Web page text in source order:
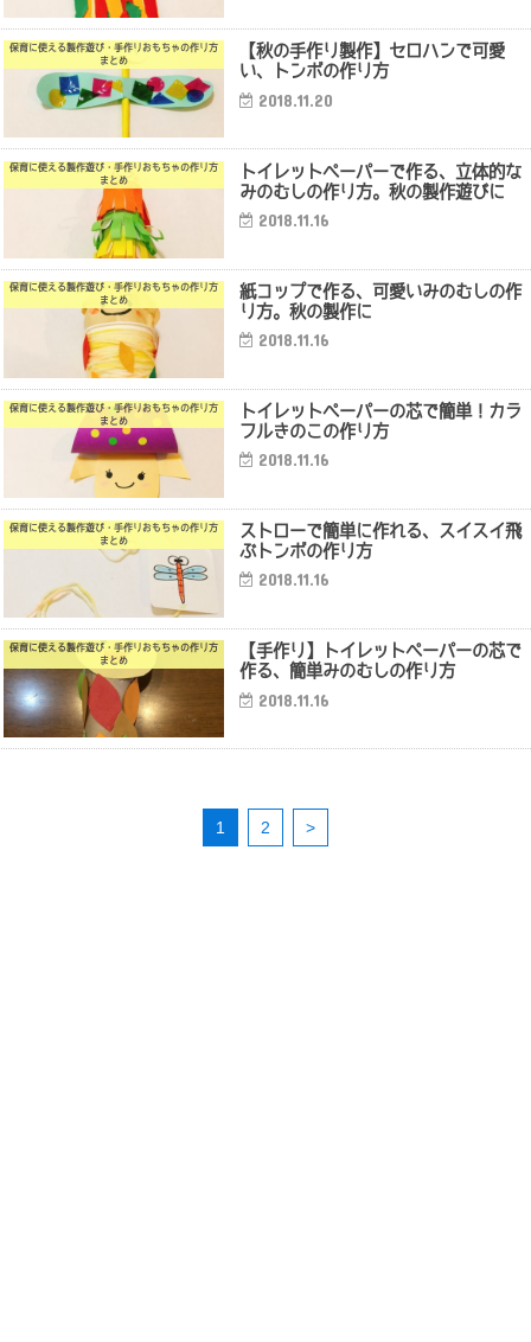
保育に使える製作遊び・手作りおもちゃの作り方
まとめ
【秋の手作り製作】セロハンで可愛
い、トンボの作り方
2018.11.20
保育に使える製作遊び・手作りおもちゃの作り方
まとめ
トイレットペーパーで作る、立体的な
みのむしの作り方。秋の製作遊びに
2018.11.16
保育に使える製作遊び・手作りおもちゃの作り方
まとめ
紙コップで作る、可愛いみのむしの作
り方。秋の製作に
2018.11.16
保育に使える製作遊び・手作りおもちゃの作り方
まとめ
トイレットペーパーの芯で簡単！カラ
フルきのこの作り方
2018.11.16
保育に使える製作遊び・手作りおもちゃの作り方
まとめ
ストローで簡単に作れる、スイスイ飛
ぶトンボの作り方
2018.11.16
保育に使える製作遊び・手作りおもちゃの作り方
まとめ
【手作り】トイレットペーパーの芯で
作る、簡単みのむしの作り方
2018.11.16
1 2 >